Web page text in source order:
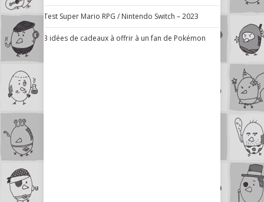
Test Super Mario RPG / Nintendo Switch – 2023
3 idées de cadeaux à offrir à un fan de Pokémon